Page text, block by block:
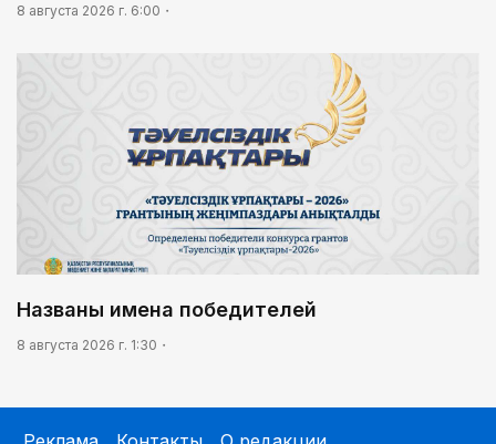
8 августа 2026 г. 6:00
Названы имена победителей
8 августа 2026 г. 1:30